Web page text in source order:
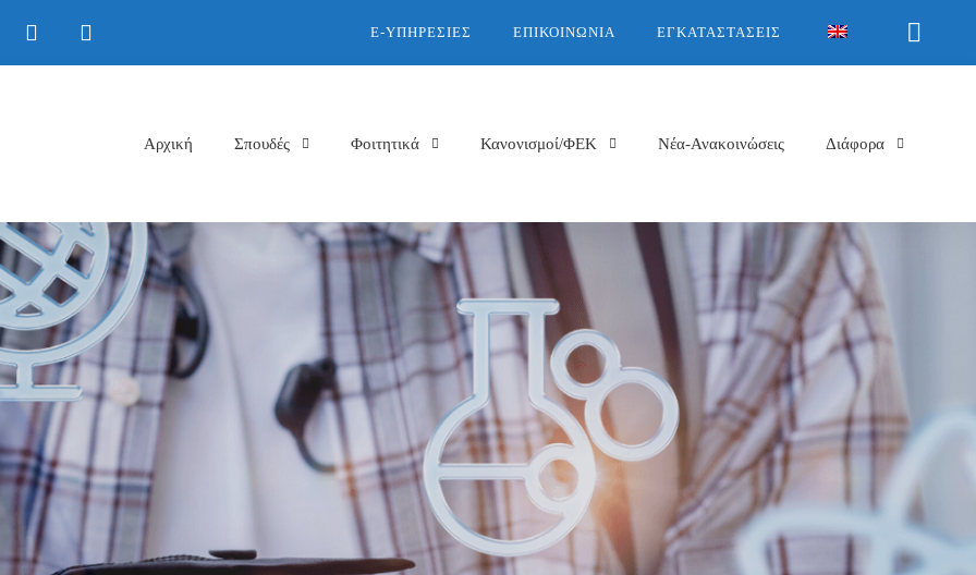
E-ΥΠΗΡΕΣΊΕΣ ΕΠΙΚΟΙΝΩΝΊΑ ΕΓΚΑΤΑΣΤΆΣΕΙΣ
Αρχική Σπουδές Φοιτητικά Κανονισμοί/ΦΕΚ Νέα-Ανακοινώσεις Διάφορα